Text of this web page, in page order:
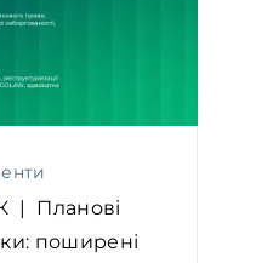
| Планові
поширені